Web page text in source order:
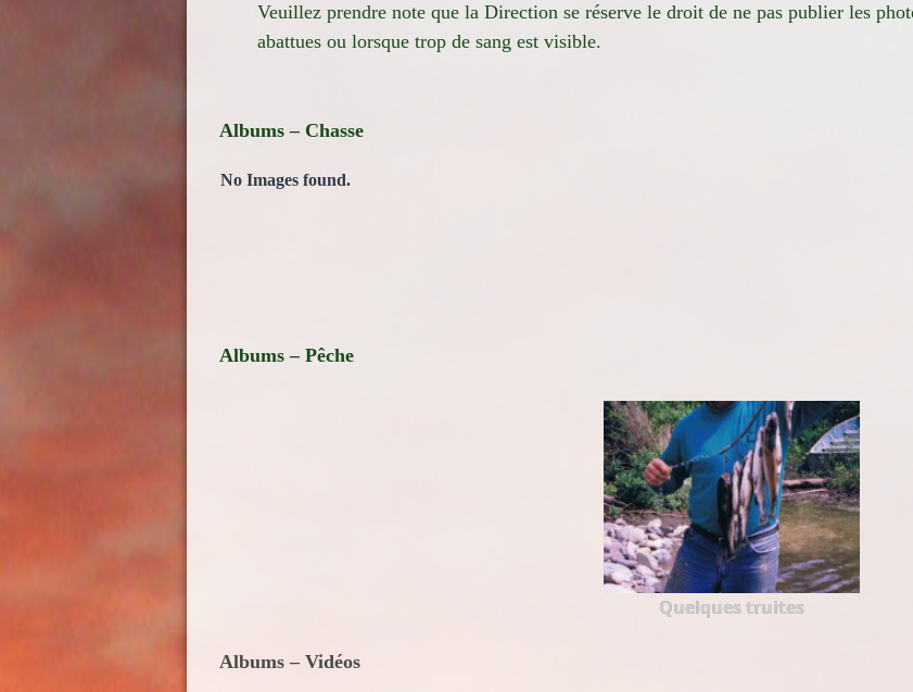
Veuillez prendre note que la Direction se réserve le droit de ne pas publier les
abattues ou lorsque trop de sang est visible.
Albums – Chasse
No Images found.
Albums – Pêche
Quelques truites
Albums – Vidéos